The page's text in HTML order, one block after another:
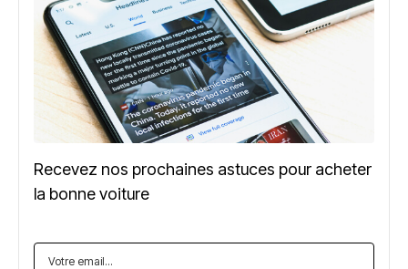
Recevez nos prochaines astuces pour acheter
la bonne voiture